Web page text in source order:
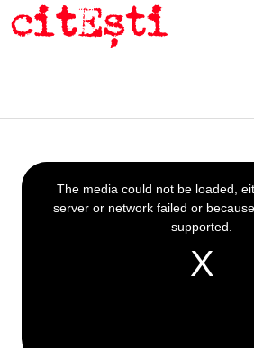
This
is
a
The media could not be loaded,
server or network failed or
supported.